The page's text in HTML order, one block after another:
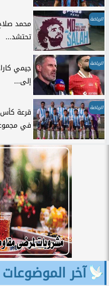
الرياضة
محمد
تحتشد...
الرياضة
جيمي
إلى...
الرياضة
في
آخر الموضوعات